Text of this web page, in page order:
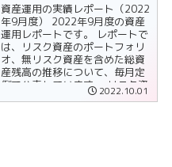
資産運用の実績レポート（2022
年9月度） 2022年9月度の資産
運用レポートです。 レポートで
は、リスク資産のポートフォリ
オ、無リスク資産を含めた総資
産残高の推移について、毎月定
例で公表しています。 リスク資
産のポートフォリオ ......2022.10.01